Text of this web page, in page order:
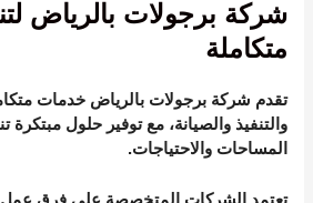
شركة برجولات بالرياض
متكاملة
تقدم شركة برجولات بالرياض خدمات
والتنفيذ والصيانة، مع توفير حلول
المساحات والاحتياجات.